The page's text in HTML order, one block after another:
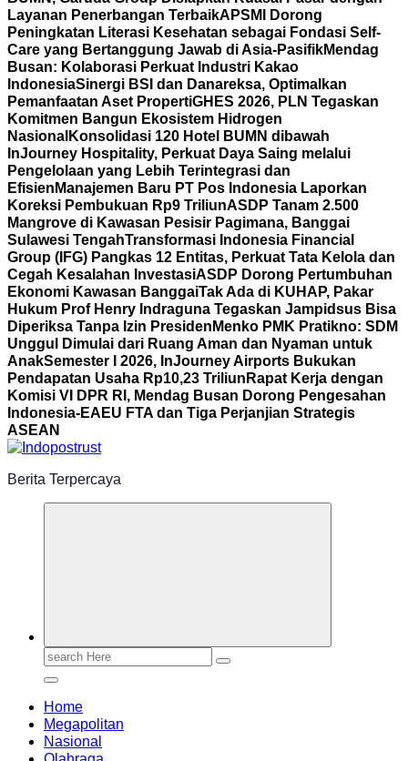
Layanan Penerbangan TerbaikAPSMI Dorong
Peningkatan Literasi Kesehatan sebagai Fondasi Self-
Care yang Bertanggung Jawab di Asia-PasifikMendag
Busan: Kolaborasi Perkuat Industri Kakao
IndonesiaSinergi BSI dan Danareksa, Optimalkan
Pemanfaatan Aset PropertiGHES 2026, PLN Tegaskan
Komitmen Bangun Ekosistem Hidrogen
Nasional Konsolidasi 120 Hotel BUMN dibawah
InJourney Hospitality, Perkuat Daya Saing melalui
Pengelolaan yang Lebih Terintegrasi dan
Efisien Manajemen Baru PT Pos Indonesia Laporkan
Koreksi Pembukuan Rp9 TriliunASDP Tanam 2.500
Mangrove di Kawasan Pesisir Pagimana, Banggai
Sulawesi TengahTransformasi Indonesia Financial
Group (IFG) Pangkas 12 Entitas, Perkuat Tata Kelola dan
Cegah Kesalahan InvestasiASDP Dorong Pertumbuhan
Ekonomi Kawasan BanggaiTak Ada di KUHAP, Pakar
Hukum Prof Henry Indraguna Tegaskan Jampidsus Bisa
Diperiksa Tanpa Izin Presiden Menko PMK Pratikno: SDM
Unggul Dimulai dari Ruang Aman dan Nyaman untuk
AnakSemester I 2026, InJourney Airports Bukukan
Pendapatan Usaha Rp10,23 Triliun Rapat Kerja dengan
Komisi VI DPR RI, Mendag Busan Dorong Pengesahan
Indonesia-EAEU FTA dan Tiga Perjanjian Strategis
ASEAN
Berita Terpercaya
Search
Home
Megapolitan
Nasional